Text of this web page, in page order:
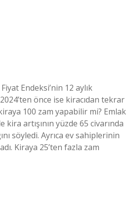
Endeksi’nin 12 aylık
önce ise kiracıdan tekrar
100 zam yapabilir mi? Emlak
kira artışının yüzde 65 civarında
söyledi. Ayrıca ev sahiplerinin
Kiraya 25’ten fazla zam